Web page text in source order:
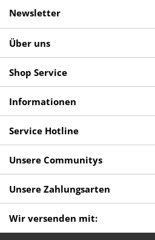
Newsletter
Über uns
Shop Service
Informationen
Service Hotline
Unsere Communitys
Unsere Zahlungsarten
Wir versenden mit: